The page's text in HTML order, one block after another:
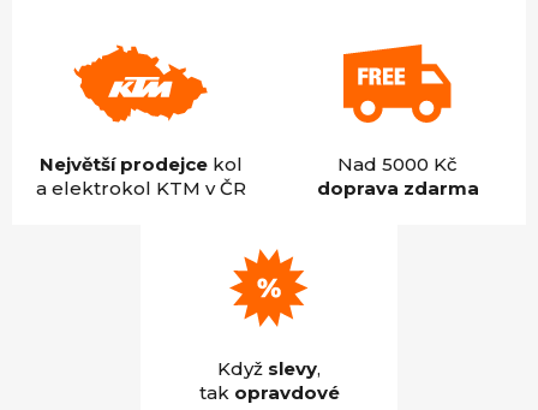
Největší prodejcekol
a elektrokol KTM v ČR
Nad 5000 Kč
doprava zdarma
Když slevy,
tak opravdové